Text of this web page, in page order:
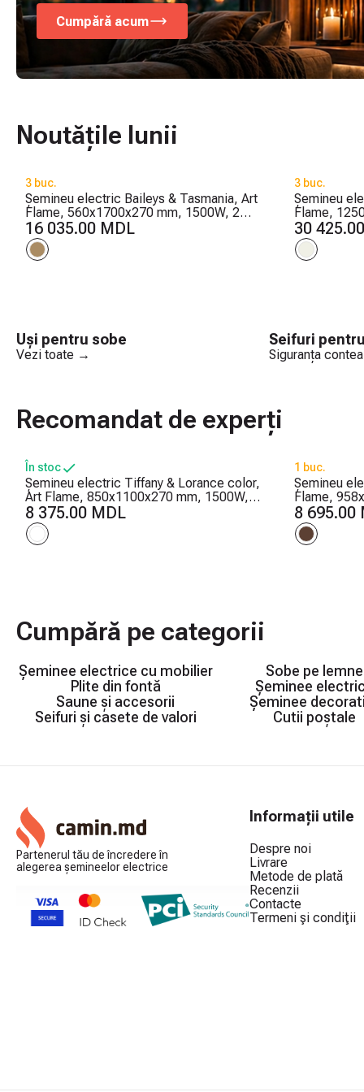
Cumpără acum
Noutățile lunii
3 buc.
Șemineu electric Baileys & Tasmania, Art
Flame, 560x1700x270 mm, 1500W, 2
trepte de încălzire, 5 niveluri ale
intensității flăcărilor, Timer
16 035.00 MDL
3 buc.
Șemineu
Flame,
culori ale
intensității
30
Uși pentru sobe
Vezi toate →
Seifuri
Siguranța
Recomandat de experți
În stoc
Șemineu electric Tiffany & Lorance color,
Art Flame, 850x1100x270 mm, 1500W, 3
culori ale flăcărilor, 2 trepte de încălzire,
5 niveluri ale intensității flăcărilor
8 375.00 MDL
1 buc.
Șemineu
Flame,
trepte de
intensității
8 695.00
Cumpără pe categorii
Șeminee electrice cu mobilier Sobe pe lemne
Plite din fontă
Șeminee
Saune și accesorii
Șeminee
Seifuri și casete de valori
Cutii poștale
Partenerul tău de încredere în
alegerea șemineelor electrice
Informații utile
Despre noi
Livrare
Metode de plată
Recenzii
Contacte
Termeni şi condiţii